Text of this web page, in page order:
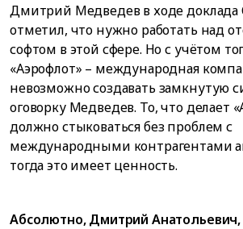
Дмитрий Медведев в ходе доклада
отметил, что нужно работать над
софтом в этой сфере. Но с учётом
«Аэрофлот» – международная
невозможно создавать замкнутую
оговорку Медведев. То, что делает
должно стыковаться без проблем с
международными контрагентами
тогда это имеет ценность.
Абсолютно, Дмитрий Анатольевич,